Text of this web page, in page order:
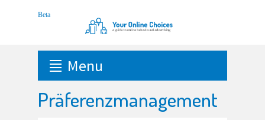
Menu
Präferenzmanagement